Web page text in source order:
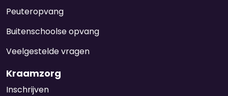
Peuteropvang
Buitenschoolse opvang
Veelgestelde vragen
Kraamzorg
Inschrijven